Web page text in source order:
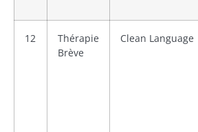
12
Thérapie
Brève
Clean Language